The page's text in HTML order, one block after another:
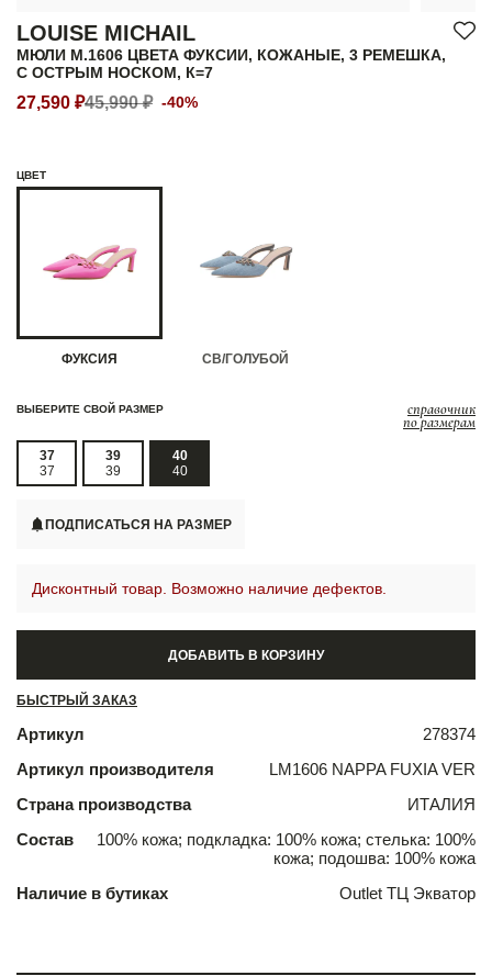
LOUISE MICHAIL
МЮЛИ M.1606 ЦВЕТА ФУКСИИ, КОЖАНЫЕ, 3 РЕМЕШКА,
С ОСТРЫМ НОСКОМ, К=7
27,590 ₽45,990 ₽ -40%
ЦВЕТ
ФУКСИЯ СВ/ГОЛУБОЙ
ВЫБЕРИТЕ СВОЙ РАЗМЕР справочник
по размерам
37
37
39
39
40
40
ПОДПИСАТЬСЯ НА РАЗМЕР
Дисконтный товар. Возможно наличие дефектов.
ДОБАВИТЬ В КОРЗИНУ
БЫСТРЫЙ ЗАКАЗ
Артикул
278374
Артикул производителя
LM1606 NAPPA FUXIA VER
Страна производства
ИТАЛИЯ
Состав
100% кожа; подкладка: 100% кожа; стелька: 100%
кожа; подошва: 100% кожа
Наличие в бутиках
Outlet ТЦ Экватор